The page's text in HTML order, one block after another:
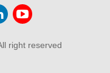
right reserved